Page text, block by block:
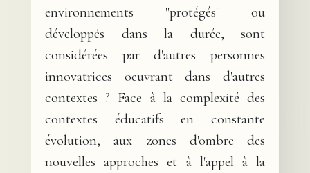
environnements "protégés" ou
développés dans la durée, sont
considérées par d'autres personnes
innovatrices oeuvrant dans d'autres
contextes ? Face à la complexité des
contextes éducatifs en constante
évolution, aux zones d'ombre des
nouvelles approches et à l'appel à la